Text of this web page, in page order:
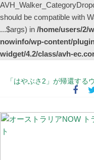
should be compatible with
...$args) in /home/users/2/
nowinfo/wp-content/
widget/4.2/class/avh-
「はやぶさ2」が帰還する
シドニーの街中が幻想的
オーストラリアの非接触